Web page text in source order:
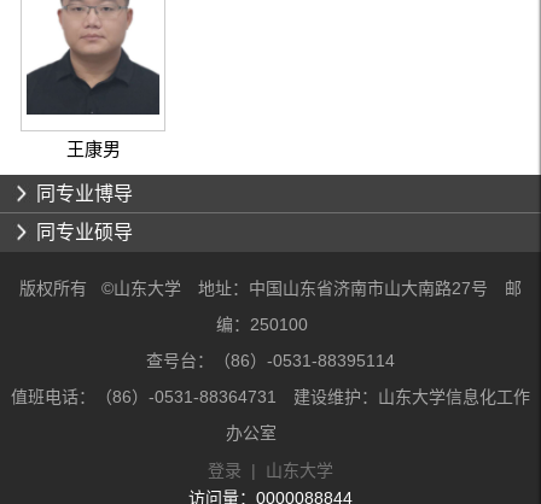
王康男
同专业博导
同专业硕导
版权所有 ©山东大学 地址：中国山东省济南市山大南路27号 邮
编：250100
查号台：（86）-0531-88395114
值班电话：（86）-0531-88364731 建设维护：山东大学信息化工作
办公室
登录 | 山东大学
访问量： 0000088844